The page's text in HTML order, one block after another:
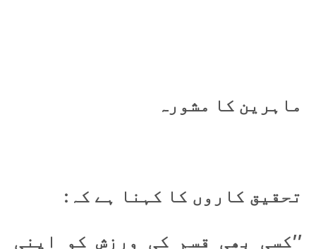
ماہرین کا مشورہ
تحقیق کاروں کا کہنا ہے کہ:
’’کسی بھی قسم کی ورزش کو اپنی